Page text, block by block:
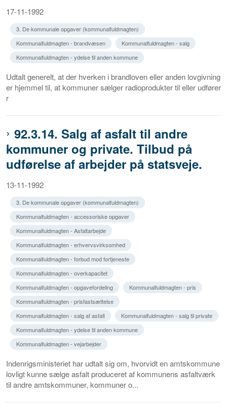
17-11-1992
3. De kommunale opgaver (kommunalfuldmagten)
Kommunalfuldmagten - brandvæsen
Kommunalfuldmagten - salg
Kommunalfuldmagten - ydelse til anden kommune
Udtalt generelt, at der hverken i brandloven eller anden lovgivning
er hjemmel til, at kommuner sælger radioprodukter til eller udfører
r
92.3.14. Salg af asfalt til andre
kommuner og private. Tilbud på
udførelse af arbejder på statsveje.
13-11-1992
3. De kommunale opgaver (kommunalfuldmagten)
Kommunalfuldmagten - accessoriske opgaver
Kommunalfuldmagten - Asfaltarbejde
Kommunalfuldmagten - erhvervsvirksomhed
Kommunalfuldmagten - forbud mod fortjeneste
Kommunalfuldmagten - overkapacitet
Kommunalfuldmagten - opgavefordeling
Kommunalfuldmagten - pris
Kommunalfuldmagten - prisfastsættelse
Kommunalfuldmagten - salg af asfalt
Kommunalfuldmagten - salg til private
Kommunalfuldmagten - ydelse til anden kommune
Kommunalfuldmagten - vejarbejder
Indenrigsministeriet har udtalt sig om, hvorvidt en amtskommune
lovligt kunne sælge asfalt produceret af kommunens asfaltværk
til andre amtskommuner, kommuner o...